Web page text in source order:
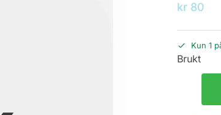
kr 80
Kun 1
Brukt